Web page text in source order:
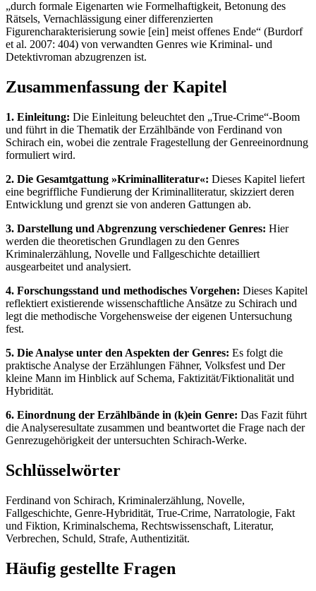
„durch formale Eigenarten wie Formelhaftigkeit, Betonung des
Rätsels, Vernachlässigung einer differenzierten
Figurencharakterisierung sowie [ein] meist offenes Ende“ (Burdorf
et al. 2007: 404) von verwandten Genres wie Kriminal- und
Detektivroman abzugrenzen ist.
Zusammenfassung der Kapitel
1. Einleitung: Die Einleitung beleuchtet den „True-Crime“-Boom
und führt in die Thematik der Erzählbände von Ferdinand von
Schirach ein, wobei die zentrale Fragestellung der Genreeinordnung
formuliert wird.
2. Die Gesamtgattung »Kriminalliteratur«: Dieses Kapitel liefert
eine begriffliche Fundierung der Kriminalliteratur, skizziert deren
Entwicklung und grenzt sie von anderen Gattungen ab.
3. Darstellung und Abgrenzung verschiedener Genres: Hier
werden die theoretischen Grundlagen zu den Genres
Kriminalerzählung, Novelle und Fallgeschichte detailliert
ausgearbeitet und analysiert.
4. Forschungsstand und methodisches Vorgehen: Dieses Kapitel
reflektiert existierende wissenschaftliche Ansätze zu Schirach und
legt die methodische Vorgehensweise der eigenen Untersuchung
fest.
5. Die Analyse unter den Aspekten der Genres: Es folgt die
praktische Analyse der Erzählungen Fähner, Volksfest und Der
kleine Mann im Hinblick auf Schema, Faktizität/Fiktionalität und
Hybridität.
6. Einordnung der Erzählbände in (k)ein Genre: Das Fazit führt
die Analyseresultate zusammen und beantwortet die Frage nach der
Genrezugehörigkeit der untersuchten Schirach-Werke.
Schlüsselwörter
Ferdinand von Schirach, Kriminalerzählung, Novelle,
Fallgeschichte, Genre-Hybridität, True-Crime, Narratologie, Fakt
und Fiktion, Kriminalschema, Rechtswissenschaft, Literatur,
Verbrechen, Schuld, Strafe, Authentizität.
Häufig gestellte Fragen